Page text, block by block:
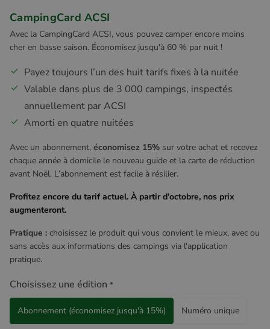
CampingCard ACSI
Avec la CampingCard ACSI, vous pouvez camper encore moins
cher en basse saison. Économisez jusqu'à 60 % par nuit !
Payez toujours l’un des huit tarifs fixes à la nuitée
Valable dans plus de 3 000 campings, inspectés
annuellement par ACSI
Amorti en quatre nuitées
Avec un abonnement, économisez 15% sur votre achat et recevez
chaque année à domicile le nouveau guide et la carte de réduction
avant Noël. L’abonnement est facile à résilier.
Profitez encore du tarif actuel. À partir d’octobre, nos prix
augmenteront.
Pratique : choisissez le produit qui vous convient le mieux, avec ou
sans accès aux informations des campings via l'application
pratique.
Choisissez une édition *
Abonnement (économisez jusqu'à 15%) Numéro unique